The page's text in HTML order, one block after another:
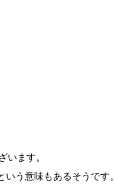
います。
う意味もあるそうです。